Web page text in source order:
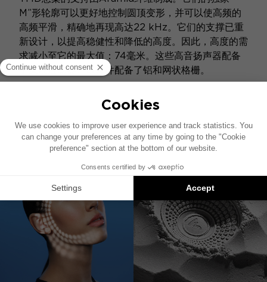
M”形轮廓可以更好地控制圆顶变形，并可以使高频的
高频平滑，精确地再现高达22 kHz。它们的支撑已重
新设计，以提高稳健性和降低的高度。因此，高度的需
求减小至它的最大值：74毫米。这些高音扬声器配备
了集成过滤器。该套件配备了铝和网状格栅。
此产品已停售